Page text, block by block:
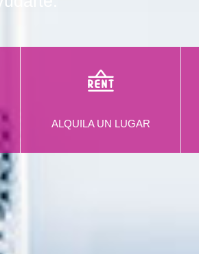
ALQUILA UN LUGAR